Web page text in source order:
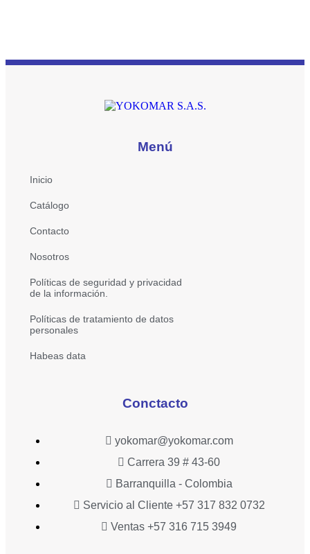
Menú
Inicio
Catálogo
Contacto
Nosotros
Políticas de seguridad y privacidad
de la información.
Políticas de tratamiento de datos
personales
Habeas data
Conctacto
yokomar@yokomar.com
Carrera 39 # 43-60
Barranquilla - Colombia
Servicio al Cliente +57 317 832 0732
Ventas +57 316 715 3949